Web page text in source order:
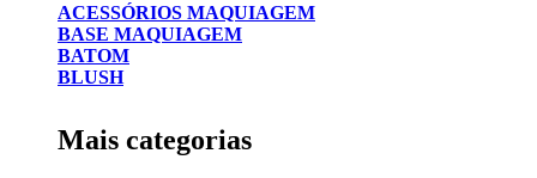
ACESSÓRIOS MAQUIAGEM
BASE MAQUIAGEM
BATOM
BLUSH
Mais categorias